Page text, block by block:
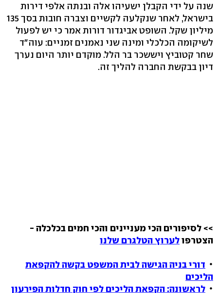
שנה על ידי הקבלן ישעיהו אלה ובנתה אלפי דירות
בישראל, לאחר שנקלעה לקשיים וצברה חובות בסך 135
מיליון שקל. השופט אביגדור דורות אמר כי יש לפעול
לשיקומה הכלכלי ומינה שני נאמנים זמניים: עוה"ד
שחר קטוביץ ויששכר בר הלל. מוקדם יותר היום נערך
דיון בבקשת החברה להליך זה.
>> לסיפורים הכי מעניינים והכי חמים בכלכלה -
הצטרפולערוץ הטלגרם שלנו
דורי בניה הגישה לבית המשפט בקשה להקפאת
הליכים
לראשונה: הקפאת הליכים לפי חוק חדלות הפירעון